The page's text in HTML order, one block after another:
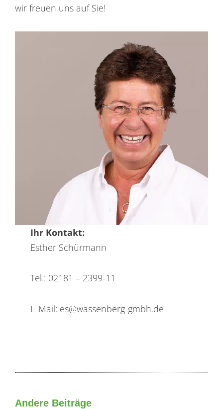
wir freuen uns auf Sie!
Ihr Kontakt:
Esther Schürmann
Tel.: 02181 – 2399-11
E-Mail: es@wassenberg-gmbh.de
Andere Beiträge